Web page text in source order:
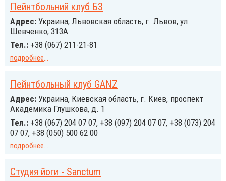
Пейнтбольний клуб Б3
Адрес: Украина, Львовская область, г. Львов, ул.
Шевченко, 313A
Тел.: +38 (067) 211-21-81
подробнее...
Пейнтбольный клуб GANZ
Адрес: Украина, Киевская область, г. Киев, проспект
Академика Глушкова, д. 1
Тел.: +38 (067) 204 07 07, +38 (097) 204 07 07, +38 (073) 204
07 07, +38 (050) 500 62 00
подробнее...
Студия йоги - Sanctum